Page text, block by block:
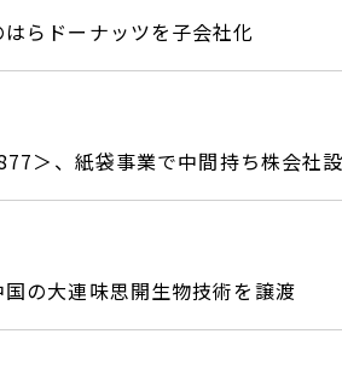
らドーナッツを子会社化
＞、紙袋事業で中間持ち株会社
の大連味思開生物技術を譲渡